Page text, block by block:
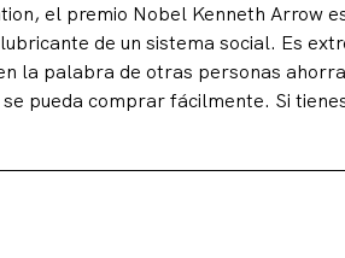
el premio Nobel Kenneth Arrow
de un sistema social. Es
la palabra de otras personas
pueda comprar fácilmente. Si